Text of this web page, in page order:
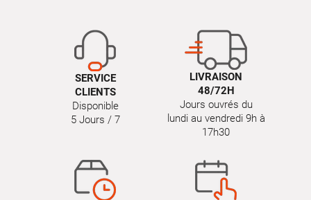
SERVICE
CLIENTS
Disponible
5 Jours / 7
LIVRAISON
48/72H
Jours ouvrés du
lundi au vendredi 9h à
17h30